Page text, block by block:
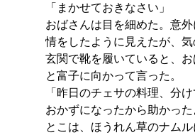
「まかせておきなさい」
おばさんは目を細めた。意
情をしたように見えたが、気
玄関で靴を履いていると、
と富子に向かって言った。
「昨日のチェサの料理、分
おかずになったから助かっ
とこは、ほうれん草のナム